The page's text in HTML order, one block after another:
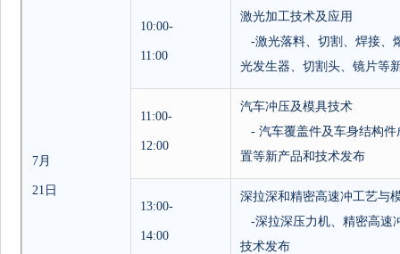
7月
21 日
10:00-
11:00
激光加工技术及应用
-激光落料、切割、焊接、
光发生器、切割头、镜片等
11:00-
12:00
汽车冲压及模具技术
-汽车覆盖件及车身结构
置等新产品和技术发布
13:00-
14:00
深拉深和精密高速冲工艺与
-深拉深压力机、精密高速
技术发布